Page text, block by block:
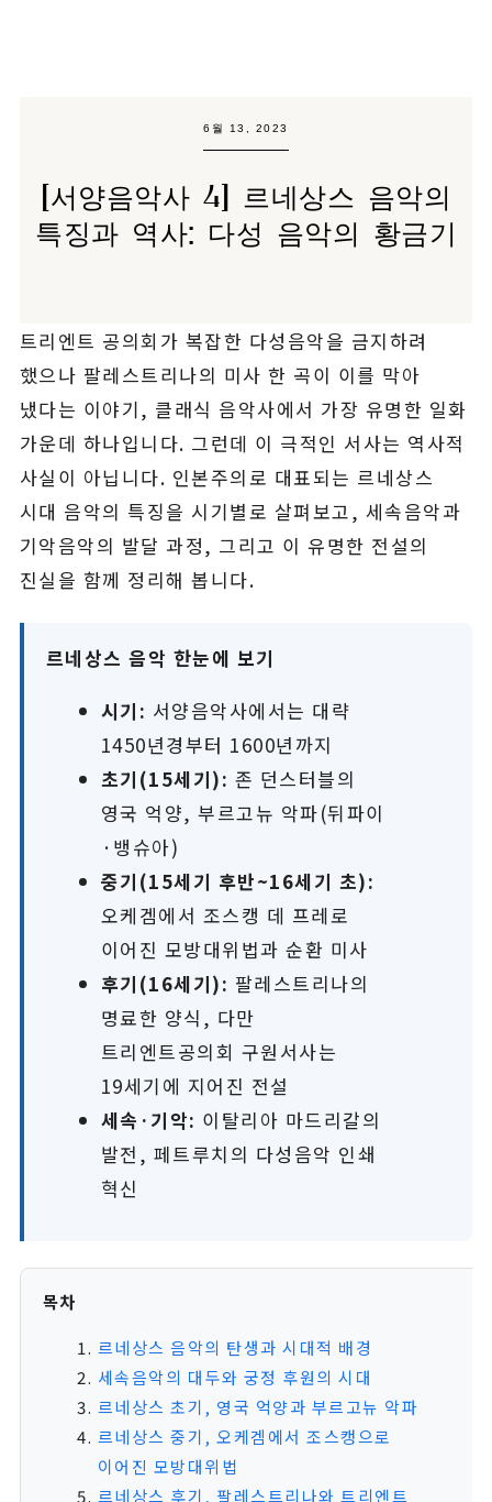
6월 13, 2023
[서양음악사 4] 르네상스 음악의
특징과 역사: 다성 음악의 황금기
트리엔트 공의회가 복잡한 다성음악을 금지하려
했으나 팔레스트리나의 미사 한 곡이 이를 막아
냈다는 이야기, 클래식 음악사에서 가장 유명한 일화
가운데 하나입니다. 그런데 이 극적인 서사는 역사적
사실이 아닙니다. 인본주의로 대표되는 르네상스
시대 음악의 특징을 시기별로 살펴보고, 세속음악과
기악음악의 발달 과정, 그리고 이 유명한 전설의
진실을 함께 정리해 봅니다.
르네상스 음악 한눈에 보기
시기: 서양음악사에서는 대략
1450년경부터 1600년까지
초기(15세기): 존 던스터블의
영국 억양, 부르고뉴 악파(뒤파이
·뱅슈아)
중기(15세기 후반~16세기 초):
오케겜에서 조스캥 데 프레로
이어진 모방대위법과 순환 미사
후기(16세기): 팔레스트리나의
명료한 양식, 다만
트리엔트공의회 구원서사는
19세기에 지어진 전설
세속·기악: 이탈리아 마드리갈의
발전, 페트루치의 다성음악 인쇄
혁신
목차
르네상스 음악의 탄생과 시대적 배경
세속음악의 대두와 궁정 후원의 시대
르네상스 초기, 영국 억양과 부르고뉴 악파
르네상스 중기, 오케겜에서 조스캥으로
이어진 모방대위법
르네상스 후기, 팔레스트리나와 트리엔트